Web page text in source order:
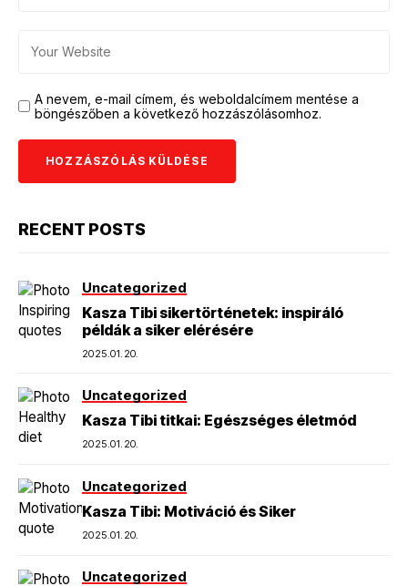
A nevem, e-mail címem, és weboldalcímem mentése a
böngészőben a következő hozzászólásomhoz.
RECENT POSTS
Uncategorized
Kasza Tibi sikertörténetek: inspiráló
példák a siker elérésére
2025.01.20.
Uncategorized
Kasza Tibi titkai: Egészséges életmód
2025.01.20.
Uncategorized
Kasza Tibi: Motiváció és Siker
2025.01.20.
Uncategorized